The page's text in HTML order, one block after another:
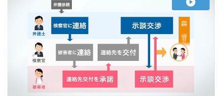
神奈川
静岡 愛知 三重
京都